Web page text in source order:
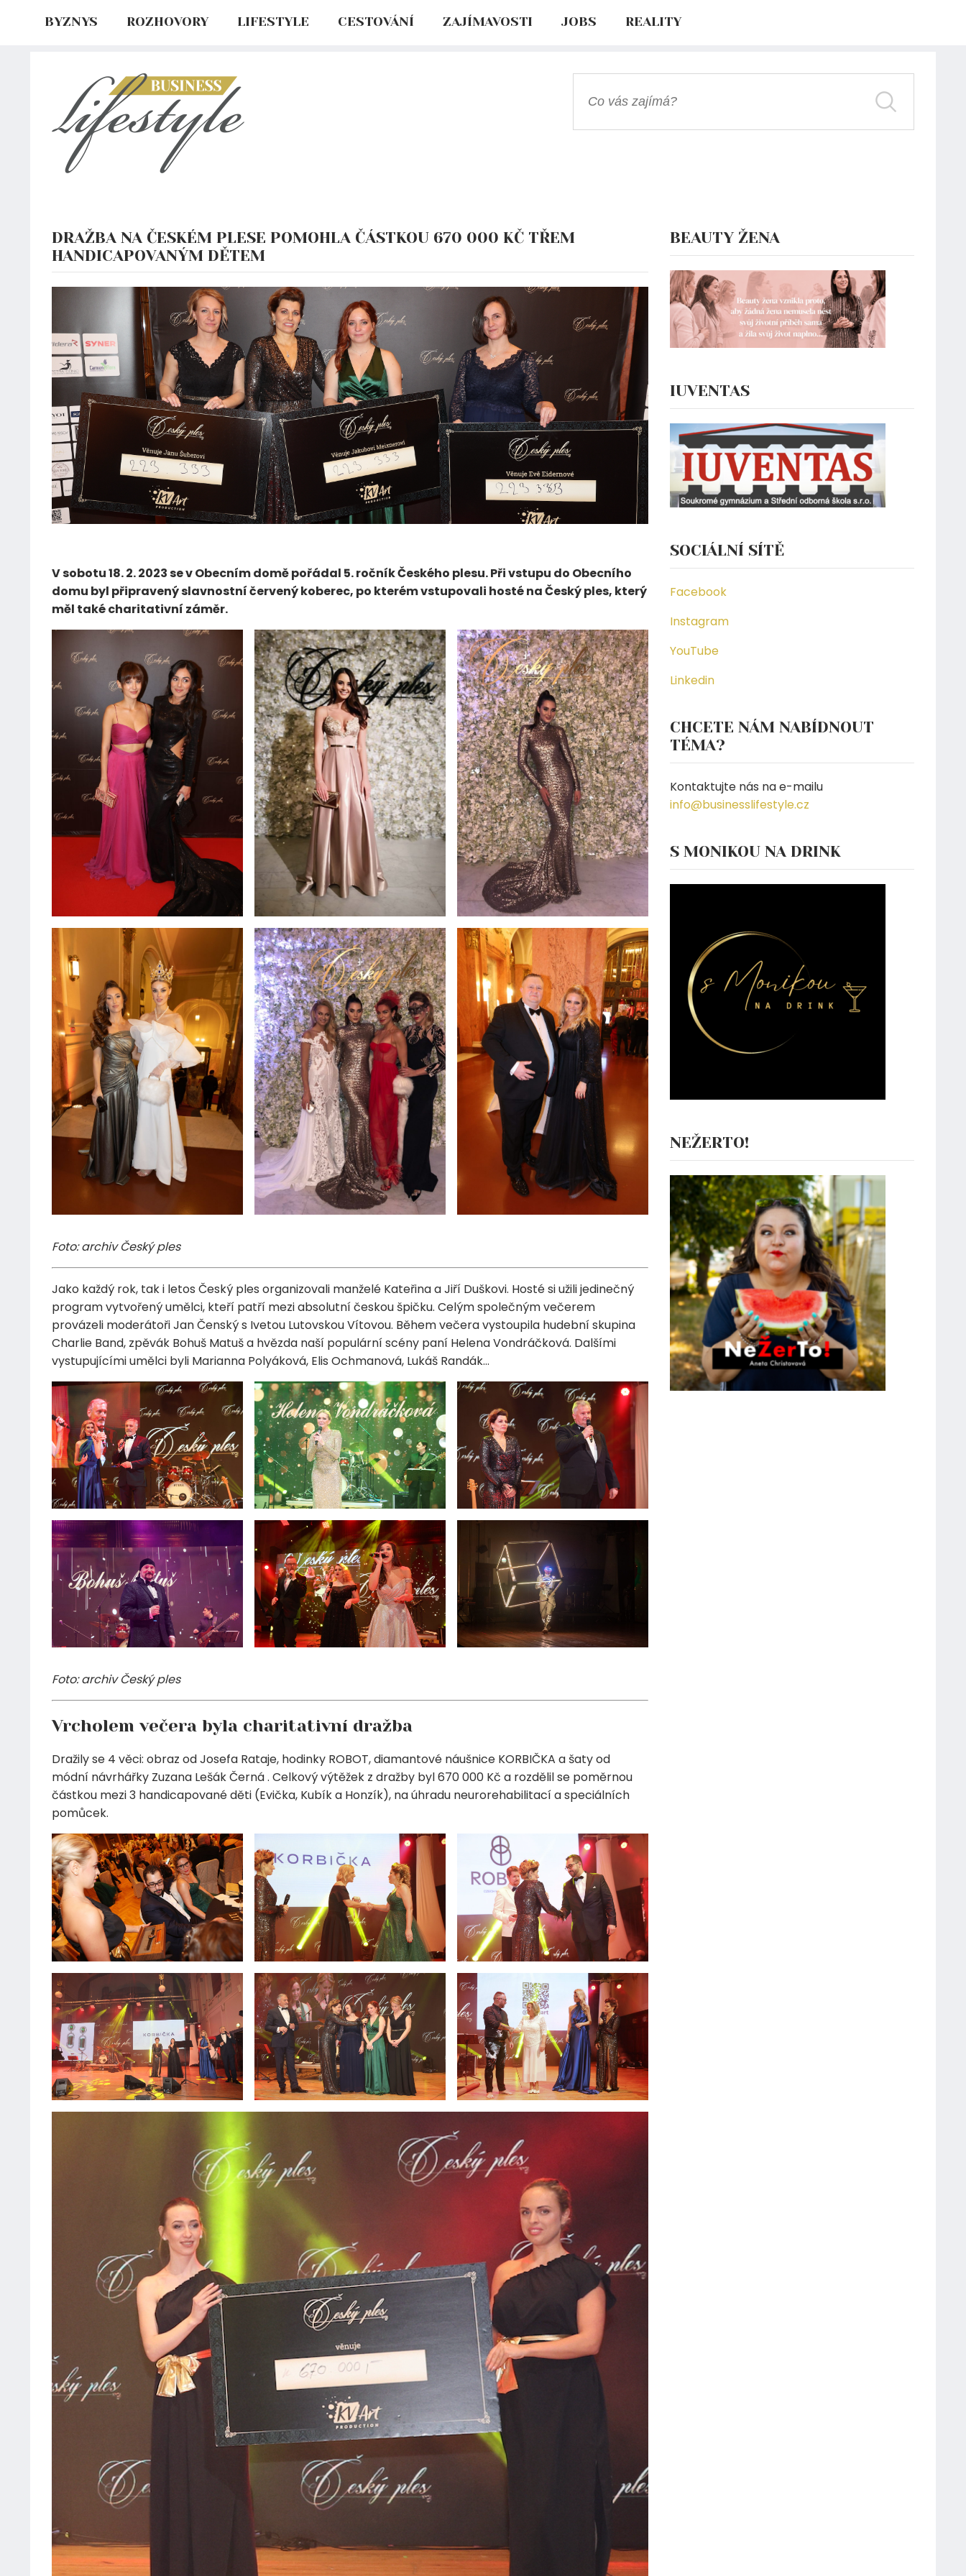
BYZNYS ROZHOVORY LIFESTYLE CESTOVÁNÍ ZAJÍMAVOSTI JOBS REALITY
DRAŽBA NA ČESKÉM PLESE POMOHLA ČÁSTKOU 670 000 KČ TŘEM
HANDICAPOVANÝM DĚTEM
V sobotu 18. 2. 2023 se v Obecním domě pořádal 5. ročník Českého plesu. Při vstupu do Obecního
domu byl připravený slavnostní červený koberec, po kterém vstupovali hosté na Český ples, který
měl také charitativní záměr.
Foto: archiv Český ples
Jako každý rok, tak i letos Český ples organizovali manželé Kateřina a Jiří Duškovi. Hosté si užili jedinečný
program vytvořený umělci, kteří patří mezi absolutní českou špičku. Celým společným večerem
provázeli moderátoři Jan Čenský s Ivetou Lutovskou Vítovou. Během večera vystoupila hudební skupina
Charlie Band, zpěvák Bohuš Matuš a hvězda naší populární scény paní Helena Vondráčková. Dalšími
vystupujícími umělci byli Marianna Polyáková, Elis Ochmanová, Lukáš Randák…
Foto: archiv Český ples
Vrcholem večera byla charitativní dražba
Dražily se 4 věci: obraz od Josefa Rataje, hodinky ROBOT, diamantové náušnice KORBIČKA a šaty od
módní návrhářky Zuzana Lešák Černá . Celkový výtěžek z dražby byl 670 000 Kč a rozdělil se poměrnou
částkou mezi 3 handicapované děti (Evička, Kubík a Honzík), na úhradu neurorehabilitací a speciálních
pomůcek.
BEAUTY ŽENA
IUVENTAS
SOCIÁLNÍ SÍTĚ
Facebook
Instagram
YouTube
Linkedin
CHCETE NÁM NABÍDNOUT
TÉMA?
Kontaktujte nás na e-mailu
info@businesslifestyle.cz
S MONIKOU NA DRINK
NEŽERTO!